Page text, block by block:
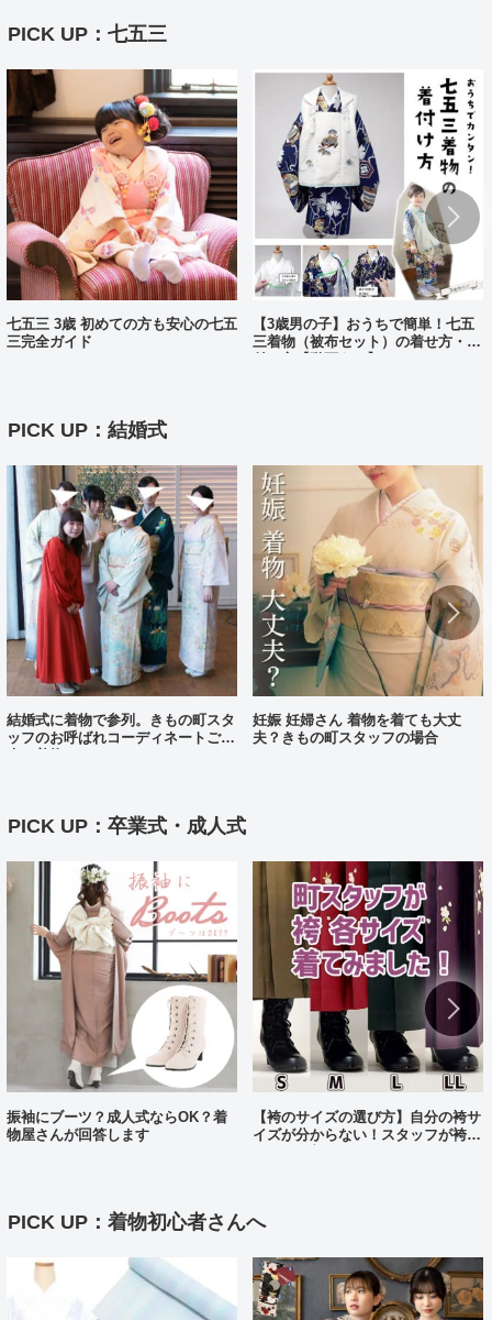
PICK UP：七五三
七五三 3歳 初めての方も安心の七五
三完全ガイド
【3歳男の子】おうちで簡単！七五
三着物（被布セット）の着せ方・着
PICK UP：結婚式
結婚式に着物で参列。きもの町スタ
ッフのお呼ばれコーディネートご紹
妊娠 妊婦さん 着物を着ても大丈
夫？きもの町スタッフの場合
PICK UP：卒業式・成人式
振袖にブーツ？成人式ならOK？着
物屋さんが回答します
【袴のサイズの選び方】自分の袴サ
イズが分からない！スタッフが袴、
PICK UP：着物初心者さんへ